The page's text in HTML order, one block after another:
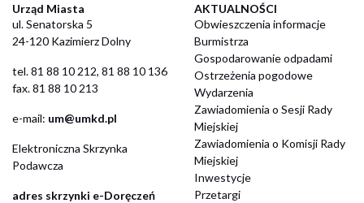
Urząd Miasta
ul. Senatorska 5
24-120 Kazimierz Dolny
​tel. 81 88 10 212, 81 88 10 136
fax. 81 88 10 213
​e-mail: um@umkd.pl
Elektroniczna Skrzynka
Podawcza
adres skrzynki e-Doręczeń
AKTUALNOŚCI
Obwieszczenia informacje
Burmistrza
Gospodarowanie odpadami
Ostrzeżenia pogodowe
Wydarzenia
Zawiadomienia o Sesji Rady
Miejskiej
Zawiadomienia o Komisji Rady
Miejskiej
Inwestycje
Przetargi